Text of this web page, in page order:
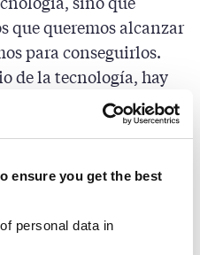
ensure you get the best
personal data in
que queremos alcanzar
para conseguirlos.
de la tecnología, hay
diversas dinámicas
factores dependen de
ello, todos debemos
la forma de crear y